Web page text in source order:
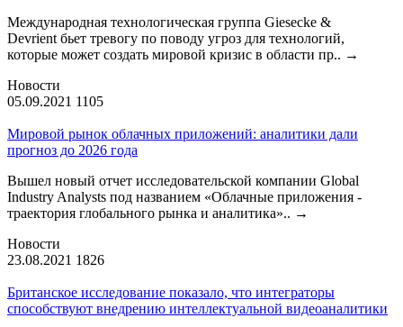
Международная технологическая группа Giesecke &
Devrient бьет тревогу по поводу угроз для технологий,
которые может создать мировой кризис в области пр.. →
Новости
05.09.2021 1105
Мировой рынок облачных приложений: аналитики дали
прогноз до 2026 года
Вышел новый отчет исследовательской компании Global
Industry Analysts под названием «Облачные приложения -
траектория глобального рынка и аналитика».. →
Новости
23.08.2021 1826
Британское исследование показало, что интеграторы
способствуют внедрению интеллектуальной видеоаналитики